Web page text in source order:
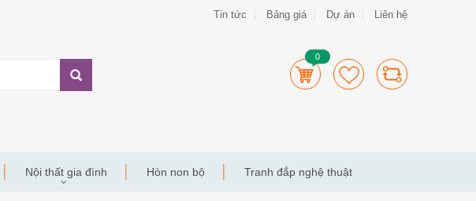
Tin tức Bảng giá Dự án Liên hệ
0
Nội thất gia đình Hòn non bộ Tranh đắp nghệ thuật